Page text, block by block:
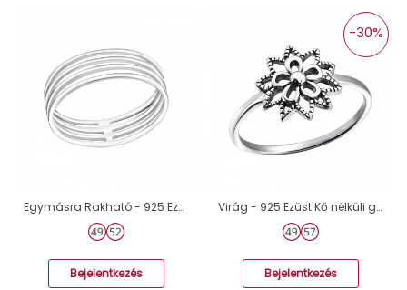
Egymásra Rakható - 925 Ezüst Kő nélküli gyűrűk A4S30510
Bejelentkezés
Virág - 925 Ezüst Kő nélküli gyűrűk A4S24601
-30%
Bejelentkezés